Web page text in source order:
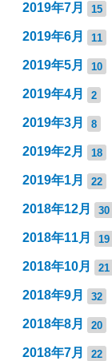
2019年7月 15
2019年6月 11
2019年5月 10
2019年4月 2
2019年3月 8
2019年2月 18
2019年1月 22
2018年12月 30
2018年11月 19
2018年10月 21
2018年9月 32
2018年8月 20
2018年7月 22